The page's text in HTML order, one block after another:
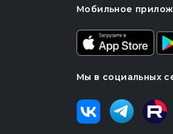
Мобильное
Мы в социальных